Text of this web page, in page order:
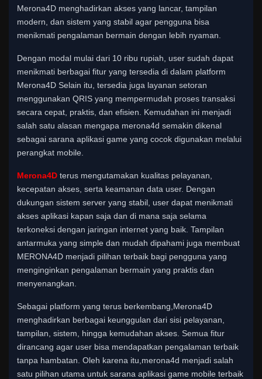
Merona4D menghadirkan akses yang lancar, tampilan
modern, dan sistem yang stabil agar pengguna bisa
menikmati pengalaman bermain dengan lebih nyaman.
Dengan modal mulai dari 10 ribu rupiah, user sudah dapat
menikmati berbagai fitur yang tersedia di dalam platform
Merona4D Selain itu, tersedia juga layanan setoran
menggunakan QRIS yang mempermudah proses transaksi
secara cepat, praktis, dan efisien. Kemudahan ini menjadi
salah satu alasan mengapa merona4d semakin dikenal
sebagai sarana aplikasi game yang cocok digunakan melalui
perangkat mobile.
Merona4D terus mengutamakan kualitas pelayanan,
kecepatan akses, serta keamanan data user. Dengan
dukungan sistem server yang stabil, user dapat menikmati
akses aplikasi kapan saja dan di mana saja selama
terkoneksi dengan jaringan internet yang baik. Tampilan
antarmuka yang simple dan mudah dipahami juga membuat
MERONA4D menjadi pilihan terbaik bagi pengguna yang
menginginkan pengalaman bermain yang praktis dan
menyenangkan.
Sebagai platform yang terus berkembang,Merona4D
menghadirkan berbagai keunggulan dari sisi pelayanan,
tampilan, sistem, hingga kemudahan akses. Semua fitur
dirancang agar user bisa mendapatkan pengalaman terbaik
tanpa hambatan. Oleh karena itu,merona4d menjadi salah
satu pilihan utama untuk sarana aplikasi game mobile terbaik